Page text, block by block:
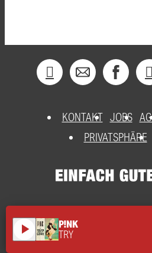
KONTAKT JOBS
PRIVATSPHÄRE
play_arrow P!NK
TRY